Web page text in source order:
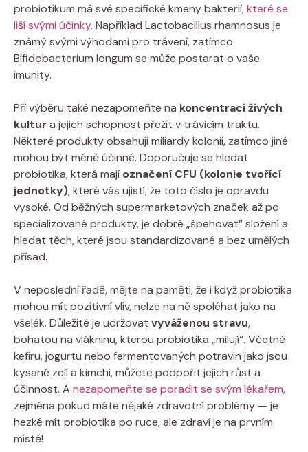
probiotikum má své specifické kmeny bakterií,které se
liší svými účinky. Například Lactobacillus rhamnosus je
známý svými výhodami pro trávení, zatímco
Bifidobacterium longum se může postarat o vaše
imunity.
Pří výběru také nezapomeňte na koncentraci živých
kultur a jejich schopnost přežít v trávicím traktu.
Některé produkty obsahují miliardy kolonií, zatímco jiné
mohou být méně účinné. Doporučuje se hledat
probiotika, která mají označení CFU (kolonie tvořící
jednotky), které vás ujistí, že toto číslo je opravdu
vysoké. Od běžných supermarketových značek až po
specializované produkty, je dobré „špehovat“ složení a
hledat těch, které jsou standardizované a bez umělých
přísad.
V neposlední řadě, mějte na paměti, že i když probiotika
mohou mít pozitivní vliv, nelze na ně spoléhat jako na
všelék. Důležité je udržovat vyváženou stravu,
bohatou na vlákninu, kterou probiotika „milují“. Včetně
kefíru, jogurtu nebo fermentovaných potravin jako jsou
kysané zelí a kimchi, můžete podpořit jejich růst a
účinnost. A nezapomeňte se poradit se svým lékařem,
zejména pokud máte nějaké zdravotní problémy — je
hezké mít probiotika po ruce, ale zdraví je na prvním
místě!